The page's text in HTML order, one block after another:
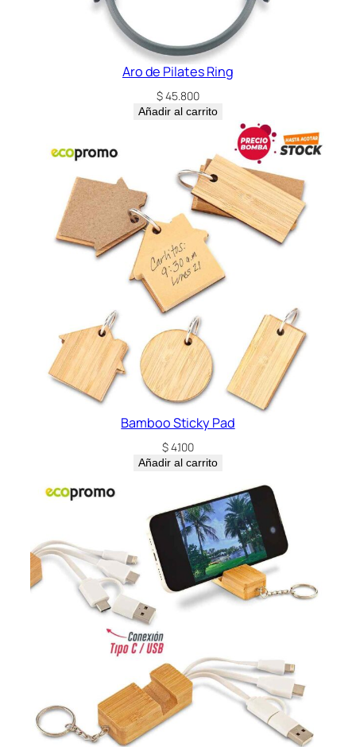
Aro de Pilates Ring
$45.800
Añadir al carrito
Bamboo Sticky Pad
$4.100
Añadir al carrito